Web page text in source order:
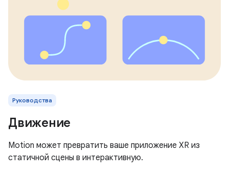
Руководства
Движение
Motion может превратить ваше приложение XR из
статичной сцены в интерактивную.